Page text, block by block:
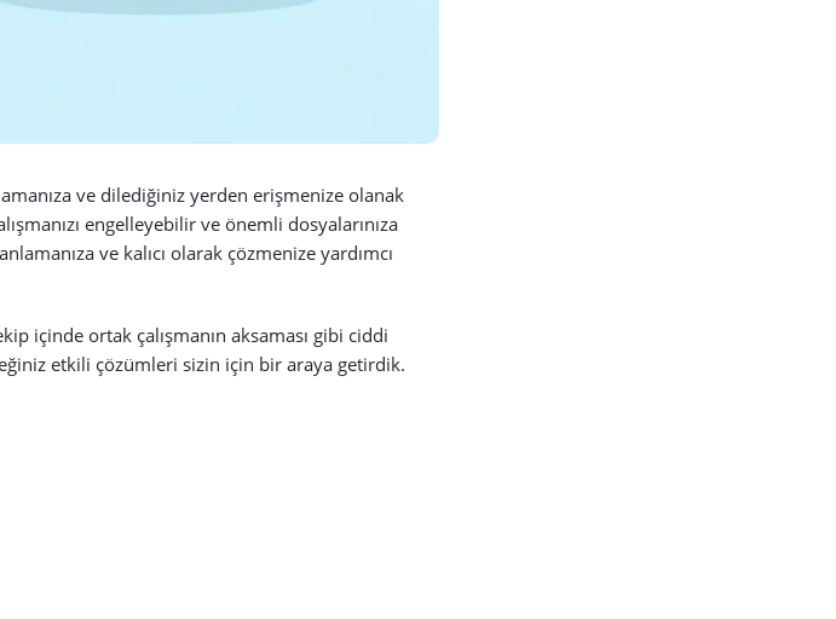
ve dilediğiniz yerden erişmenize olanak
engelleyebilir ve önemli dosyalarınıza
ve kalıcı olarak çözmenize yardımcı
içinde ortak çalışmanın aksaması gibi ciddi
etkili çözümleri sizin için bir araya getirdik.